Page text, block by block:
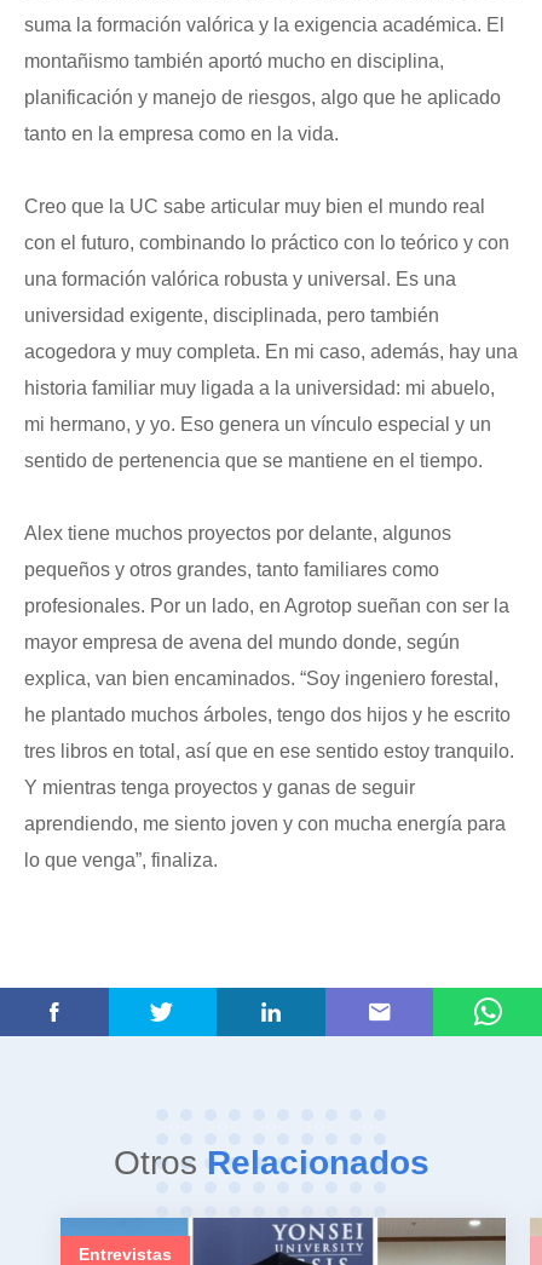
suma la formación valórica y la exigencia académica. El
montañismo también aportó mucho en disciplina,
planificación y manejo de riesgos, algo que he aplicado
tanto en la empresa como en la vida.
Creo que la UC sabe articular muy bien el mundo real
con el futuro, combinando lo práctico con lo teórico y con
una formación valórica robusta y universal. Es una
universidad exigente, disciplinada, pero también
acogedora y muy completa. En mi caso, además, hay una
historia familiar muy ligada a la universidad: mi abuelo,
mi hermano, y yo. Eso genera un vínculo especial y un
sentido de pertenencia que se mantiene en el tiempo.
Alex tiene muchos proyectos por delante, algunos
pequeños y otros grandes, tanto familiares como
profesionales. Por un lado, en Agrotop sueñan con ser la
mayor empresa de avena del mundo donde, según
explica, van bien encaminados. “Soy ingeniero forestal,
he plantado muchos árboles, tengo dos hijos y he escrito
tres libros en total, así que en ese sentido estoy tranquilo.
Y mientras tenga proyectos y ganas de seguir
aprendiendo, me siento joven y con mucha energía para
lo que venga”, finaliza.
Otros Relacionados
Entrevistas